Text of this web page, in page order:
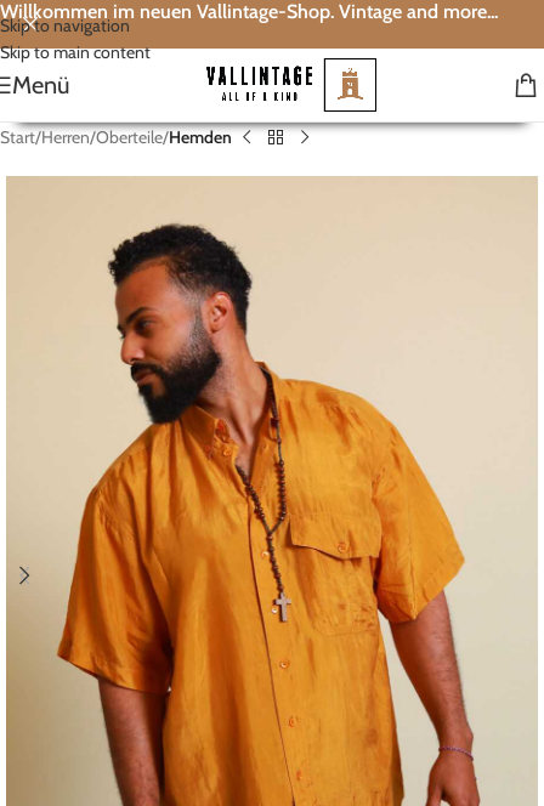
Skip to navigation
Skip to main content
Willkommen im neuen Vallintage-Shop. Vintage and more...
Menü
Start Herren Oberteile Hemden